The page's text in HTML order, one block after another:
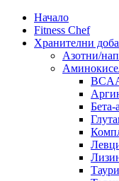
Начало
Fitness Chef
Хранителни
Азотни/
Бета-